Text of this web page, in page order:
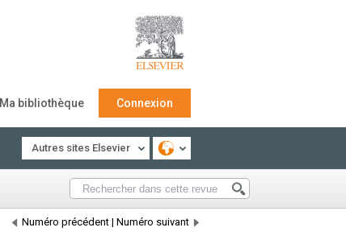
Ma bibliothèque Connexion
Autres sites Elsevier
Numéro précédent | Numéro suivant